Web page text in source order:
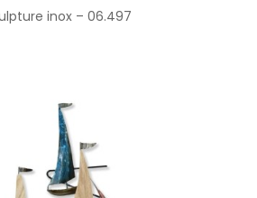
inox – 06.497